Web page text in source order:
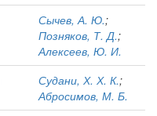
Сычев, А. Ю.;
Позняков, Т. Д.;
Алексеев, Ю. И.
Судани, Х. Х. К.;
Абросимов, М. Б.